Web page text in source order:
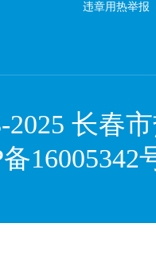
违章用热举报
2025 长春
16005342